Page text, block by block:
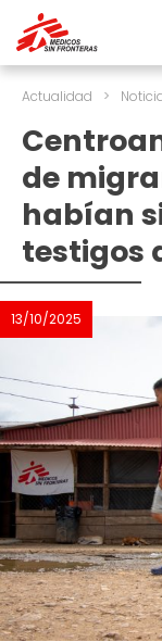
Actualidad >
de
habían
testigos
13/10/2025